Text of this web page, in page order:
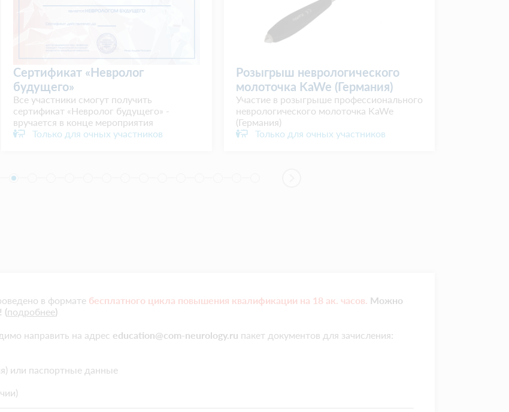
Cертификат «Невролог
будущего»
Все участники смогут получить
сертификат «Невролог будущего» -
вручается в конце мероприятия
Только для очных участников
Розыгрыш неврологического
молоточка KaWe (Германия)
Участие в розыгрыше профессионального
неврологического молоточка KaWe
(Германия)
Только для очных участников
в формате бесплатного цикла повышения квалификации на 18 ак. часов. Можно
(подробнее)
направить на адрес education@com-neurology.ru пакет документов для зачисления:
или паспортные данные